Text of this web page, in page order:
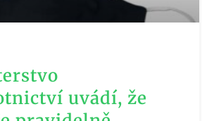
uvádí, že